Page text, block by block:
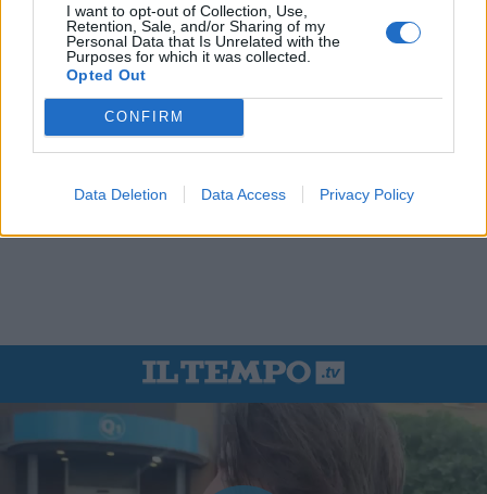
I want to opt-out of Collection, Use,
Retention, Sale, and/or Sharing of my
Personal Data that Is Unrelated with the
Purposes for which it was collected.
Opted Out
CONFIRM
Data Deletion Data Access Privacy Policy